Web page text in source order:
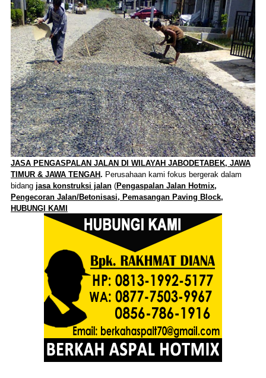
JASA PENGASPALAN JALAN DI WILAYAH JABODETABEK, JAWA
TIMUR & JAWA TENGAH. Perusahaan kami fokus bergerak dalam
bidang jasa konstruksi jalan(Pengaspalan Jalan Hotmix,
Pengecoran Jalan/Betonisasi, Pemasangan Paving Block,
HUBUNGI KAMI